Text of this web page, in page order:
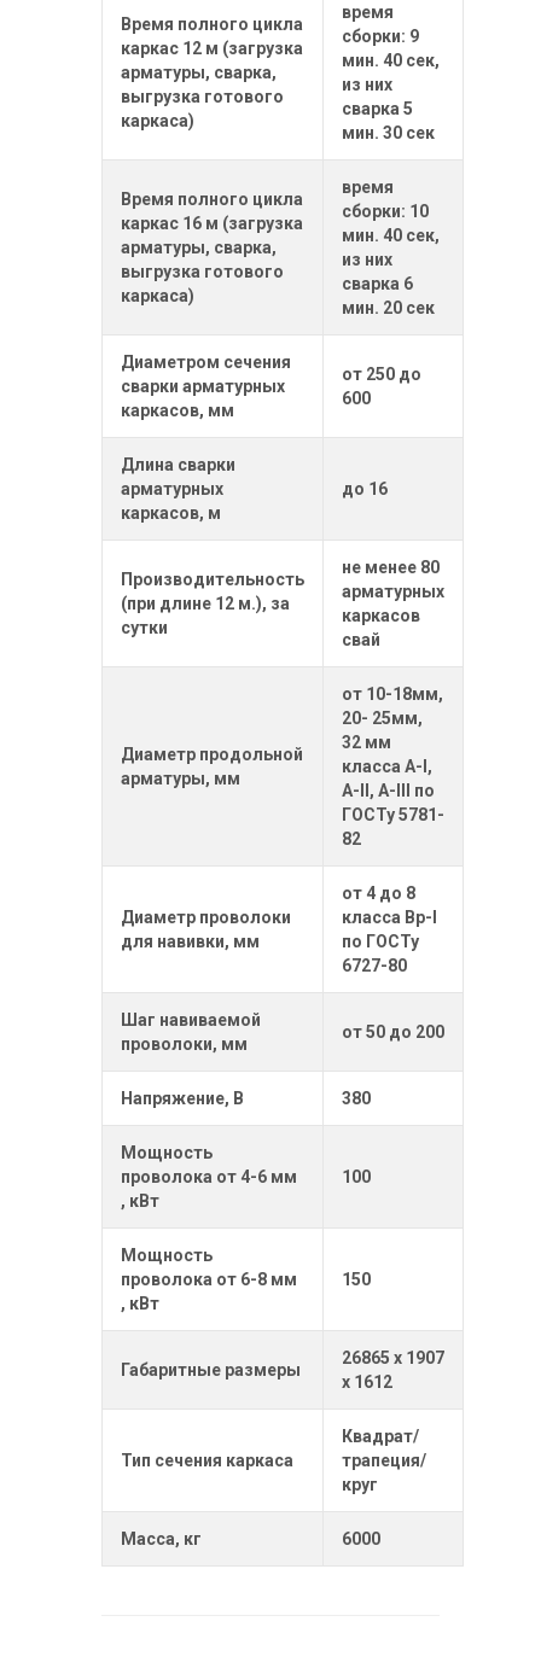
Время полного цикла
каркас 12 м (загрузка
арматуры, сварка,
выгрузка готового
каркаса)
время
сборки: 9
мин. 40 сек,
из них
сварка 5
мин. 30 сек
Время полного цикла
каркас 16 м (загрузка
арматуры, сварка,
выгрузка готового
каркаса)
время
сборки: 10
мин. 40 сек,
из них
сварка 6
мин. 20 сек
Диаметром сечения
сварки арматурных
каркасов, мм
от 250 до
600
Длина сварки
арматурных
каркасов, м
до 16
Производительность
(при длине 12 м.), за
сутки
не менее 80
арматурных
каркасов
свай
Диаметр продольной
арматуры, мм
от 10-18мм,
20- 25мм,
32 мм
класса А-I,
А-II, А-III по
ГОСТу 5781-
82
Диаметр проволоки
для навивки, мм
от 4 до 8
класса Вр-I
по ГОСТу
6727-80
Шаг навиваемой
проволоки, мм
от 50 до 200
Напряжение, В 380
Мощность
проволока от 4-6 мм
, кВт
100
Мощность
проволока от 6-8 мм
, кВт
150
Габаритные размеры
26865 х 1907
х 1612
Тип сечения каркаса
Квадрат/
трапеция/
круг
Масса, кг 6000